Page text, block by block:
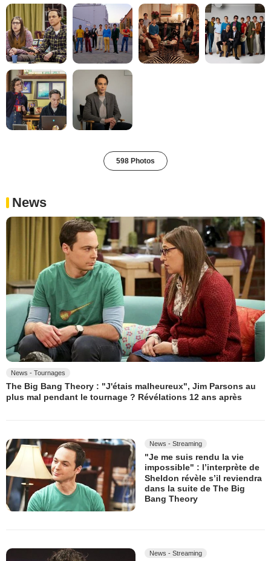
598 Photos
News
News - Tournages
The Big Bang Theory : "J'étais malheureux", Jim Parsons au
plus mal pendant le tournage ? Révélations 12 ans après
News - Streaming
"Je me suis rendu la vie
impossible" : l’interprète de
Sheldon révèle s’il reviendra
dans la suite de The Big
Bang Theory
News - Streaming